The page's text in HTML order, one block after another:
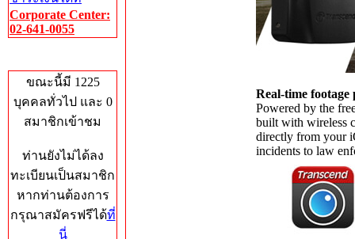
Corporate Center:
02-641-0055
ขณะนี้มี 1225
บุคคลทั่วไป และ 0
สมาชิกเข้าชม
ท่านยังไม่ได้ลง
ทะเบียนเป็นสมาชิก
หากท่านต้องการ
กรุณาสมัครฟรีได้ที่
นี่
Real-time footage
Powered by the
built with wireless
directly from your
incidents to law